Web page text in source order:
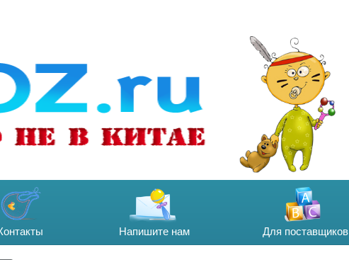
Напишите нам Для поставщиков